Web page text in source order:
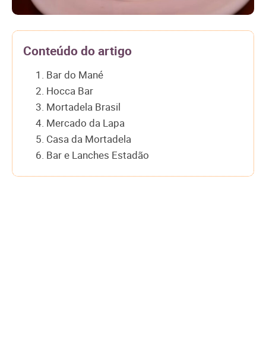
Conteúdo do artigo
1. Bar do Mané
2. Hocca Bar
3. Mortadela Brasil
4. Mercado da Lapa
5. Casa da Mortadela
6. Bar e Lanches Estadão